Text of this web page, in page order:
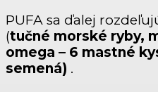
PUFA sa ďalej
(tučné morské ryby,
omega – 6 mastné
semená) .